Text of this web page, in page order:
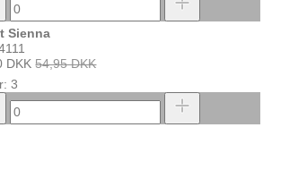
Sienna
DKK 54,95 DKK
3